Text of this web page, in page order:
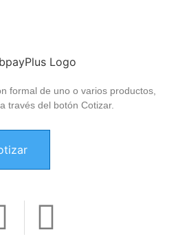
formal de uno o varios productos,
través del botón Cotizar.